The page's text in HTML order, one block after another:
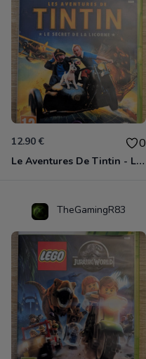
12.90 € 0
Le Aventures De Tintin - Le Secret De La Licorne Xbox 360
TheGamingR83